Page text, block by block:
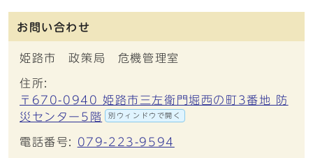
お問い合わせ
姫路市 政策局 危機管理室
住所:
〒670-0940 姫路市三左衛門堀西の町3番地 防
災センター5階
別ウィンドウで開く
電話番号: 079-223-9594